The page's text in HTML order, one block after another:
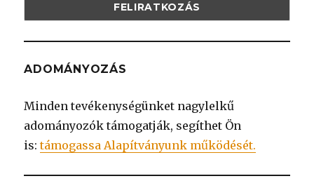
ADOMÁNYOZÁS
Minden tevékenységünket nagylelkű
adományozók támogatják, segíthet Ön
is:támogassa Alapítványunk működését.